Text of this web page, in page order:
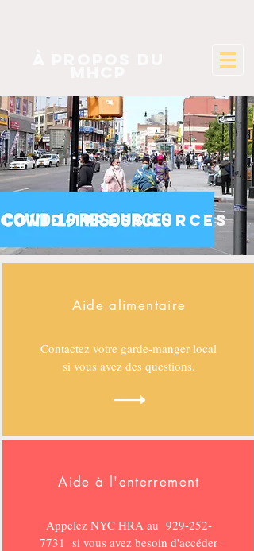
covid-19ressources
Aide alimentaire
Contactez votre garde-manger local
si vous avez des questions.
Aide à l'enterrement
Appelez NYC HRA au 929-252-
7731 si vous avez besoin d'accéder